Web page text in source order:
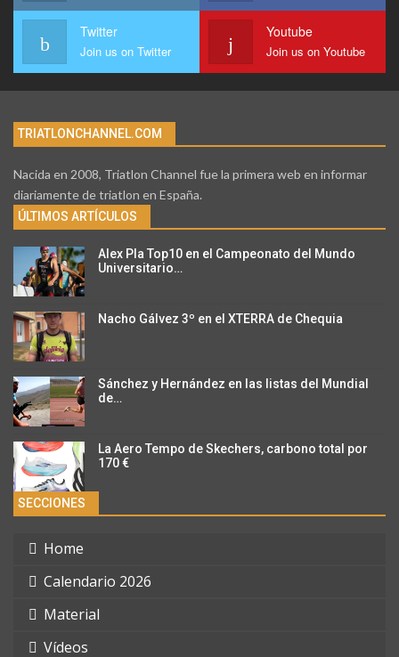
Twitter
Join us on Twitter
Youtube
Join us on Youtube
TRIATLONCHANNEL.COM
Nacida en 2008, Triatlon Channel fue la primera web en informar
diariamente de triatlon en España.
ÚLTIMOS ARTÍCULOS
Alex Pla Top10 en el Campeonato del Mundo
Universitario…
Nacho Gálvez 3º en el XTERRA de Chequia
Sánchez y Hernández en las listas del Mundial
de…
La Aero Tempo de Skechers, carbono total por
170 €
SECCIONES
Home
Calendario 2026
Material
Vídeos